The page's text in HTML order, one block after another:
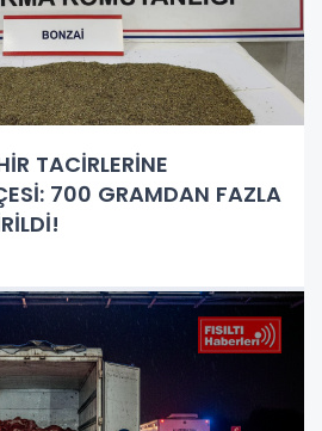
TACİRLERİNE
700 GRAMDAN FAZLA